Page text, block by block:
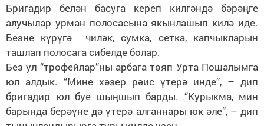
Бригадир белән басуга кереп килгәндә бәрәңге
алучылар урман полосасына якынлашып килә иде.
Безне күрүгә чиләк, сумка, сетка, капчыкларын
ташлап полосага сибелде болар.
Без ул “трофейлар”ны арбага төяп Урта Пошалымга
юл алдык. “Мине хәзер рәис үтерә инде”, – дип
бригадир юл буе шыңшып барды. “Курыкма, мин
барында берәүне дә үтерә алганнары юк әле”, – дип